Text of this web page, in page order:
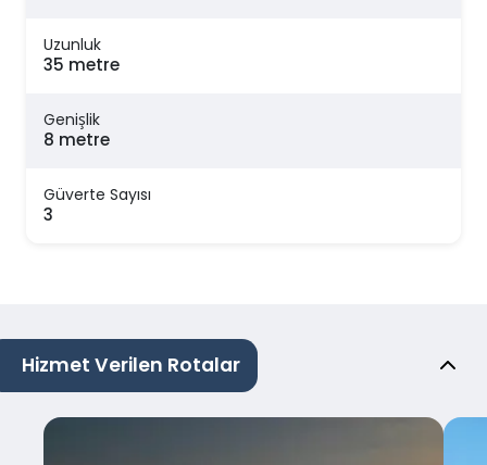
Uzunluk
35 metre
Genişlik
8 metre
Güverte Sayısı
3
Hizmet Verilen Rotalar